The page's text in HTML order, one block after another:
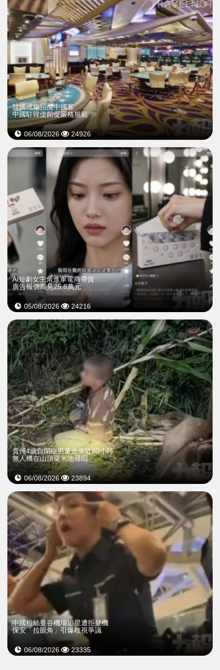
韓國賭場招攬中國客
中國駐韓使館促嚴格規範
06/08/2026 24926
AI短劇女主角進軍電商帶貨
廣告報價高見25.8萬元
05/08/2026 24216
貴州4歲自閉症男童走失近80小時
無人機在山頂粟米地尋回
06/08/2026 23894
中國粉絲曼谷機場追星遭拒登機
保安「拉眼角」引爆歧視爭議
06/08/2026 23335